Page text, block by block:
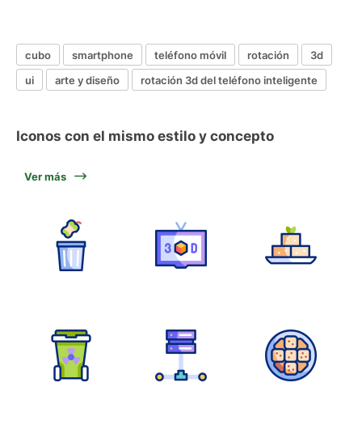
cubo smartphone teléfono móvil rotación
3d
ui
arte y diseño rotación 3d del teléfono inteligente
Iconos con el mismo estilo y concepto
Ver más